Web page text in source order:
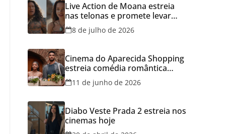
Live Action de Moana estreia
nas telonas e promete levar
aventura e emoção ao Cineflix
do Aparecida Shopping
8 de julho de 2026
Cinema do Aparecida Shopping
estreia comédia romântica
ambientada na Itália, hoje e
lança promoção para o Dia dos
11 de junho de 2026
Diabo Veste Prada 2 estreia nos
cinemas hoje